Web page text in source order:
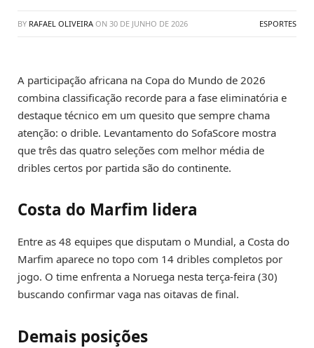
BY RAFAEL OLIVEIRA ON 30 DE JUNHO DE 2026 ESPORTES
A participação africana na Copa do Mundo de 2026
combina classificação recorde para a fase eliminatória e
destaque técnico em um quesito que sempre chama
atenção: o drible. Levantamento do SofaScore mostra
que três das quatro seleções com melhor média de
dribles certos por partida são do continente.
Costa do Marfim lidera
Entre as 48 equipes que disputam o Mundial, a Costa do
Marfim aparece no topo com 14 dribles completos por
jogo. O time enfrenta a Noruega nesta terça-feira (30)
buscando confirmar vaga nas oitavas de final.
Demais posições